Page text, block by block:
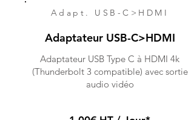
Adapt. USB-C>HDMI
Adaptateur USB-C>HDMI
Adaptateur USB Type C à HDMI 4k
(Thunderbolt 3 compatible) avec sortie
audio vidéo